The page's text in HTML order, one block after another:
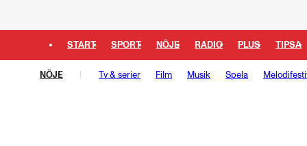
START SPORT NÖJE RADIO PLUS TIPSA
NÖJE Tv & serier Film Musik Spela